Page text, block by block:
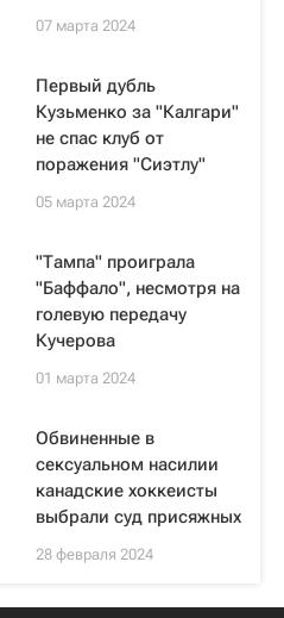
07 марта 2024
Первый дубль
Кузьменко за "Калгари"
не спас клуб от
поражения "Сиэтлу"
05 марта 2024
"Тампа" проиграла
"Баффало", несмотря на
голевую передачу
Кучерова
01 марта 2024
Обвиненные в
сексуальном насилии
канадские хоккеисты
выбрали суд присяжных
28 февраля 2024